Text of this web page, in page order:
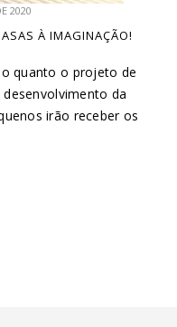
2020
À IMAGINAÇÃO!
quanto o projeto de
da
irão receber os